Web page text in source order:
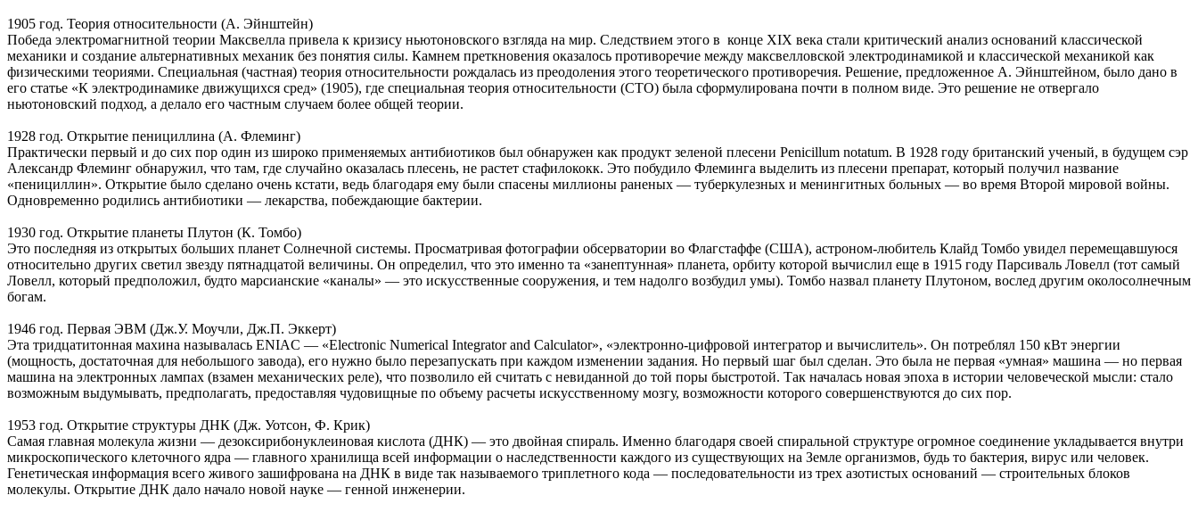
1905 год. Теория относительности (А. Эйнштейн)
Победа электромагнитной теории Максвелла привела к кризису ньютоновского взгляда на мир. Следствием этого в конце XIX века стали критический анализ оснований классической
механики и создание альтернативных механик без понятия силы. Камнем преткновения оказалось противоречие между максвелловской электродинамикой и классической механикой как
физическими теориями. Специальная (частная) теория относительности рождалась из преодоления этого теоретического противоречия. Решение, предложенное А. Эйнштейном, было дано в
его статье «К электродинамике движущихся сред» (1905), где специальная теория относительности (СТО) была сформулирована почти в полном виде. Это решение не отвергало
ньютоновский подход, а делало его частным случаем более общей теории.
1928 год. Открытие пенициллина (А. Флеминг)
Практически первый и до сих пор один из широко применяемых антибиотиков был обнаружен как продукт зеленой плесени Penicillum notatum. В 1928 году британский ученый, в будущем сэр
Александр Флеминг обнаружил, что там, где случайно оказалась плесень, не растет стафилококк. Это побудило Флеминга выделить из плесени препарат, который получил название
«пенициллин». Открытие было сделано очень кстати, ведь благодаря ему были спасены миллионы раненых — туберкулезных и менингитных больных — во время Второй мировой войны.
Одновременно родились антибиотики — лекарства, побеждающие бактерии.
1930 год. Открытие планеты Плутон (К. Томбо)
Это последняя из открытых больших планет Солнечной системы. Просматривая фотографии обсерватории во Флагстаффе (США), астроном-любитель Клайд Томбо увидел перемещавшуюся
относительно других светил звезду пятнадцатой величины. Он определил, что это именно та «занептунная» планета, орбиту которой вычислил еще в 1915 году Парсиваль Ловелл (тот самый
Ловелл, который предположил, будто марсианские «каналы» — это искусственные сооружения, и тем надолго возбудил умы). Томбо назвал планету Плутоном, вослед другим околосолнечным
богам.
1946 год. Первая ЭВМ (Дж.У. Моучли, Дж.П. Эккерт)
Эта тридцатитонная махина называлась ENIAC — «Electronic Numerical Integrator and Calculator», «электронно-цифровой интегратор и вычислитель». Он потреблял 150 кВт энергии
(мощность, достаточная для небольшого завода), его нужно было перезапускать при каждом изменении задания. Но первый шаг был сделан. Это была не первая «умная» машина — но первая
машина на электронных лампах (взамен механических реле), что позволило ей считать с невиданной до той поры быстротой. Так началась новая эпоха в истории человеческой мысли: стало
возможным выдумывать, предполагать, предоставляя чудовищные по объему расчеты искусственному мозгу, возможности которого совершенствуются до сих пор.
1953 год. Открытие структуры ДНК (Дж. Уотсон, Ф. Крик)
Самая главная молекула жизни — дезоксирибонуклеиновая кислота (ДНК) — это двойная спираль. Именно благодаря своей спиральной структуре огромное соединение укладывается внутри
микроскопического клеточного ядра — главного хранилища всей информации о наследственности каждого из существующих на Земле организмов, будь то бактерия, вирус или человек.
Генетическая информация всего живого зашифрована на ДНК в виде так называемого триплетного кода — последовательности из трех азотистых оснований — строительных блоков
молекулы. Открытие ДНК дало начало новой науке — генной инженерии.